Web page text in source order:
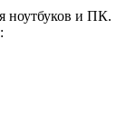
ноутбуков и ПК.